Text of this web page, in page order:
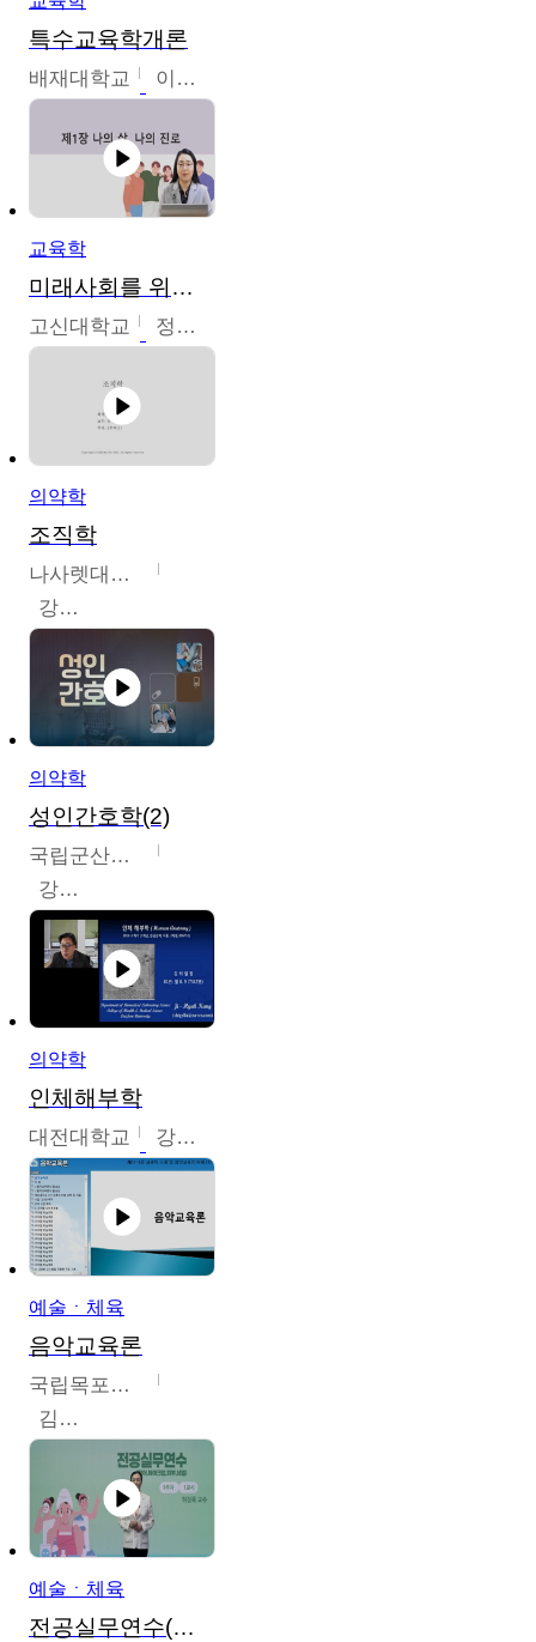
특수교육학개론
배재대학교 이현주
교육학
미래사회를 위한 진로 탐색 및 설계
고신대학교 정주영
의약학
조직학
나사렛대학교
강지언
의약학
성인간호학(2)
국립군산대학교
강경아
의약학
인체해부학
대전대학교 강지혁
예술ㆍ체육
음악교육론
국립목포대학교
김신영
예술ㆍ체육
전공실무연수(헤어,메이크업,피부,네일)